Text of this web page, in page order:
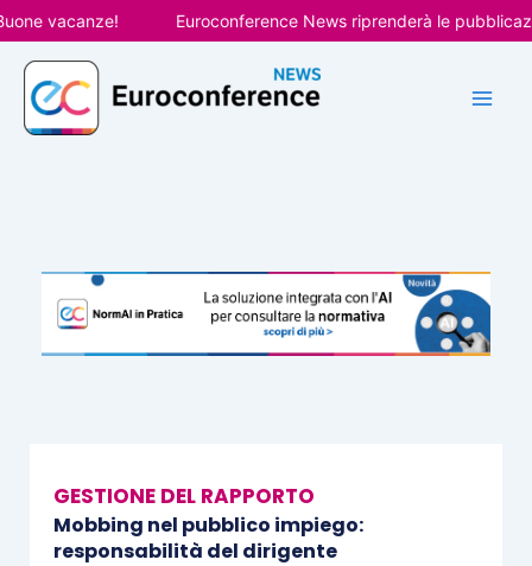
Vai
al
contenuto
vacanze! Euroconference News riprenderà le pubblicazioni
GESTIONE DEL RAPPORTO
Mobbing nel pubblico impiego:
responsabilità del dirigente